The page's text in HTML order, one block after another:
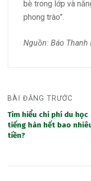
bè trong lớp và
phong trào”.
Nguồn: Báo Thanh
BÀI ĐĂNG TRƯỚC
Tìm hiểu chi phí du học
tiếng hàn hết bao
tiền?